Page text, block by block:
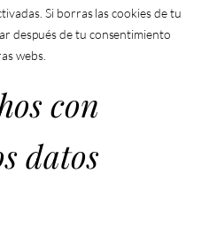
Si borras las cookies de tu
después de tu consentimiento
webs.
con
datos